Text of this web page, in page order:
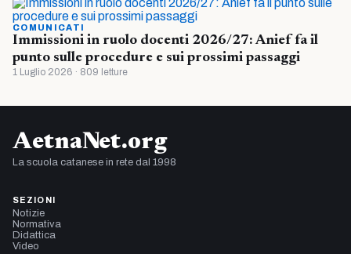
COMUNICATI
Immissioni in ruolo docenti 2026/27: Anief fa il
punto sulle procedure e sui prossimi passaggi
1 Luglio 2026 · 809 letture
AetnaNet.org
La scuola catanese in rete dal 1998
SEZIONI
Notizie
Normativa
Didattica
Video